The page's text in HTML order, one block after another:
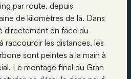
par route, depuis
de kilomètres de là. Dans
directement en face du
raccourcir les distances, les
sont peintes à la main à
Le montage final du Gran